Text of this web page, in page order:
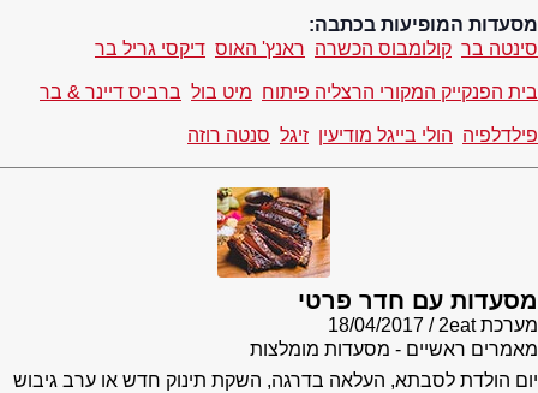
מסעדות המופיעות בכתבה:
סינטה בר קולומבוס הכשרה ראנץ' האוס דיקסי גריל בר
בית הפנקייק המקורי הרצליה פיתוח מיט בול ברביס דיינר & בר
פילדלפיה הולי בייגל מודיעין זיגל סנטה רוזה
מסעדות עם חדר פרטי
מערכת 2eat
18/04/2017
מאמרים ראשיים - מסעדות מומלצות
יום הולדת לסבתא, העלאה בדרגה, השקת תינוק חדש או ערב גיבוש